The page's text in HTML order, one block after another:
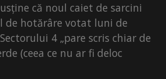
că noul caiet de sarcini
de hotărâre votat luni de
4 „pare scris chiar de
(ceea ce nu ar fi deloc